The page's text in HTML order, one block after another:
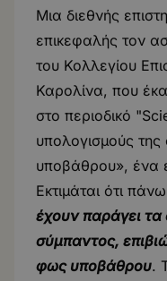
Μια διεθνής
επικεφαλής τον
του Κολλεγίου
Καρολίνα, που
στο περιοδικό
υπολογισμούς
υποβάθρου», ένα
Εκτιμάται ότι πάνω
έχουν παράγει
σύμπαντος,
φως υποβάθρου.